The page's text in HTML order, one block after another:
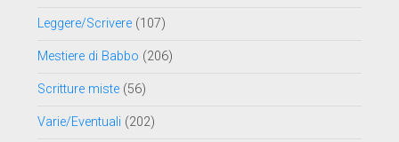
Leggere/Scrivere(107)
Mestiere di Babbo (206)
Scritture miste(56)
Varie/Eventuali (202)